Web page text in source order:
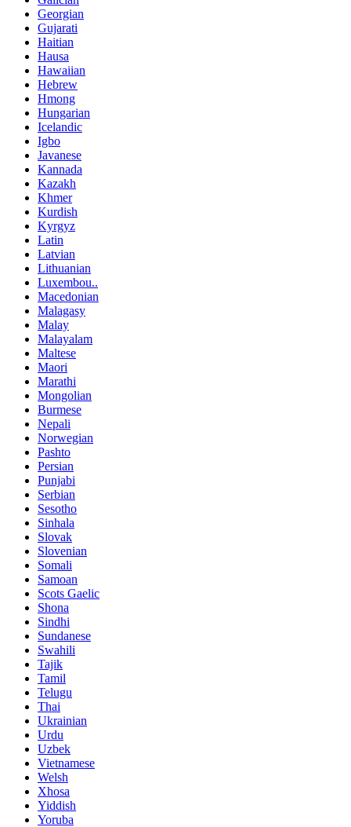
Georgian
Gujarati
Haitian
Hausa
Hawaiian
Hebrew
Hmong
Hungarian
Icelandic
Igbo
Javanese
Kannada
Kazakh
Khmer
Kurdish
Kyrgyz
Latin
Latvian
Lithuanian
Luxembou..
Macedonian
Malagasy
Malay
Malayalam
Maltese
Maori
Marathi
Mongolian
Burmese
Nepali
Norwegian
Pashto
Persian
Punjabi
Serbian
Sesotho
Sinhala
Slovak
Slovenian
Somali
Samoan
Scots Gaelic
Shona
Sindhi
Sundanese
Swahili
Tajik
Tamil
Telugu
Thai
Ukrainian
Urdu
Uzbek
Vietnamese
Welsh
Xhosa
Yiddish
Yoruba